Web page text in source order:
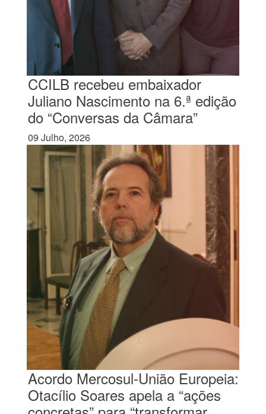
CCILB recebeu embaixador
Juliano Nascimento na 6.ª edição
do “Conversas da Câmara”
09 Julho, 2026
Acordo Mercosul-União Europeia:
Otacílio Soares apela a “ações